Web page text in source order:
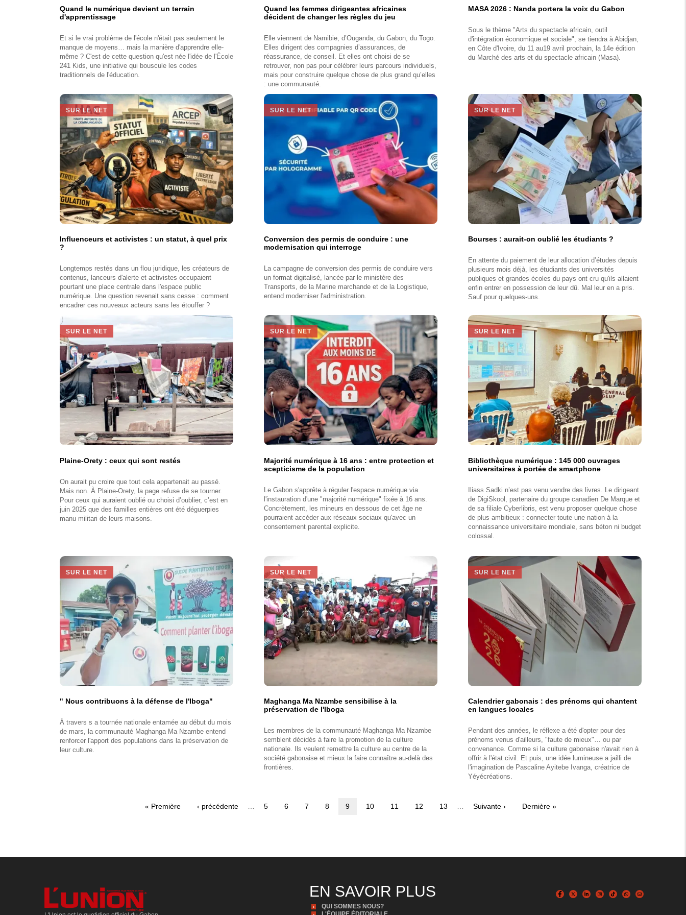
Quand le numérique devient un terrain
d'apprentissage
Et si le vrai problème de l'école n'était pas seulement le
manque de moyens… mais la manière d'apprendre elle-
même ? C'est de cette question qu'est née l'idée de l'École
241 Kids, une initiative qui bouscule les codes
traditionnels de l'éducation.
Quand les femmes dirigeantes africaines
décident de changer les règles du jeu
Elle viennent de Namibie, d’Ouganda, du Gabon, du Togo.
Elles dirigent des compagnies d’assurances, de
réassurance, de conseil. Et elles ont choisi de se
retrouver, non pas pour célébrer leurs parcours individuels,
mais pour construire quelque chose de plus grand qu’elles
: une communauté.
MASA 2026 : Nanda portera la voix du Gabon
Sous le thème "Arts du spectacle africain, outil
d'intégration économique et sociale", se tiendra à Abidjan,
en Côte d'Ivoire, du 11 au19 avril prochain, la 14e édition
du Marché des arts et du spectacle africain (Masa).
SUR LE NET
Influenceurs et activistes : un statut, à quel prix
?
Longtemps restés dans un flou juridique, les créateurs de
contenus, lanceurs d'alerte et activistes occupaient
pourtant une place centrale dans l'espace public
numérique. Une question revenait sans cesse : comment
encadrer ces nouveaux acteurs sans les étouffer ?
SUR LE NET
Conversion des permis de conduire : une
modernisation qui interroge
La campagne de conversion des permis de conduire vers
un format digitalisé, lancée par le ministère des
Transports, de la Marine marchande et de la Logistique,
entend moderniser l'administration.
SUR LE NET
Bourses : aurait-on oublié les étudiants ?
En attente du paiement de leur allocation d’études depuis
plusieurs mois déjà, les étudiants des universités
publiques et grandes écoles du pays ont cru qu'ils allaient
enfin entrer en possession de leur dû. Mal leur en a pris.
Sauf pour quelques-uns.
SUR LE NET
Plaine-Orety : ceux qui sont restés
On aurait pu croire que tout cela appartenait au passé.
Mais non. À Plaine-Orety, la page refuse de se tourner.
Pour ceux qui auraient oublié ou choisi d’oublier, c’est en
juin 2025 que des familles entières ont été déguerpies
manu militari de leurs maisons.
SUR LE NET
Majorité numérique à 16 ans : entre protection et
scepticisme de la population
Le Gabon s'apprête à réguler l'espace numérique via
l'instauration d'une "majorité numérique" fixée à 16 ans.
Concrètement, les mineurs en dessous de cet âge ne
pourraient accéder aux réseaux sociaux qu'avec un
consentement parental explicite.
SUR LE NET
Bibliothèque numérique : 145 000 ouvrages
universitaires à portée de smartphone
Iliass Sadki n’est pas venu vendre des livres. Le dirigeant
de DigiSkool, partenaire du groupe canadien De Marque et
de sa filiale Cyberlibris, est venu proposer quelque chose
de plus ambitieux : connecter toute une nation à la
connaissance universitaire mondiale, sans béton ni budget
colossal.
SUR LE NET
" Nous contribuons à la défense de l'Iboga"
À travers s a tournée nationale entamée au début du mois
de mars, la communauté Maghanga Ma Nzambe entend
renforcer l'apport des populations dans la préservation de
leur culture.
SUR LE NET
Maghanga Ma Nzambe sensibilise à la
préservation de l'Iboga
Les membres de la communauté Maghanga Ma Nzambe
semblent décidés à faire la promotion de la culture
nationale. Ils veulent remettre la culture au centre de la
société gabonaise et mieux la faire connaître au-delà des
frontières.
SUR LE NET
Calendrier gabonais : des prénoms qui chantent
en langues locales
Pendant des années, le réflexe a été d'opter pour des
prénoms venus d'ailleurs, "faute de mieux"… ou par
convenance. Comme si la culture gabonaise n'avait rien à
offrir à l'état civil. Et puis, une idée lumineuse a jailli de
l'imagination de Pascaline Ayitebe Ivanga, créatrice de
Yéyécréations.
Première
« Première
Page
‹ précédente Page
5 Page
6 Page
7 Page
8
Page
9 Page
10 Page
11 Page
12 Page
13
Page
Suivante ›
Dernière
Dernière »
EN SAVOIR PLUS
QUI SOMMES NOUS?